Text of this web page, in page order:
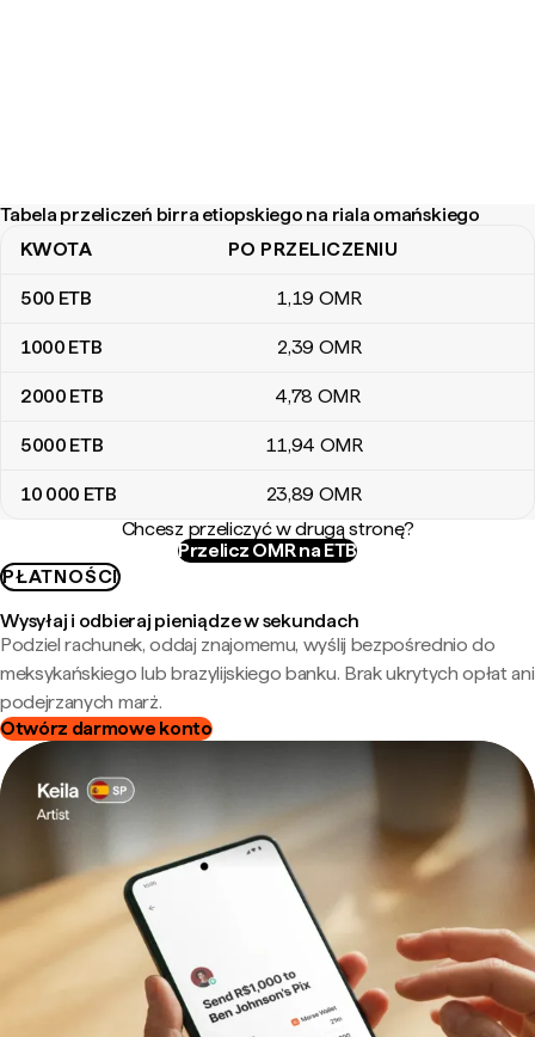
Tabela przeliczeń birra etiopskiego na riala omańskiego
Tabela przeliczeń birra etiopskiego na riala omańskiego
KWOTA PO PRZELICZENIU
500 ETB 1,19 OMR
1000 ETB 2,39 OMR
2000 ETB 4,78 OMR
5000 ETB 11,94 OMR
10 000 ETB 23,89 OMR
Chcesz przeliczyć w drugą stronę?
Przelicz OMR na ETB
PŁATNOŚCI
Wysyłaj i odbieraj pieniądze w sekundach
Podziel rachunek, oddaj znajomemu, wyślij bezpośrednio do
meksykańskiego lub brazylijskiego banku. Brak ukrytych opłat ani
podejrzanych marż.
Otwórz darmowe konto